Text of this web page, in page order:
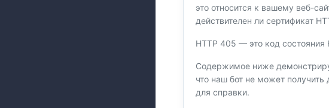
это относится к вашему веб-
действителен ли сертификат
HTTP 405 — это код
Содержимое ниже
что наш бот не может
для справки.